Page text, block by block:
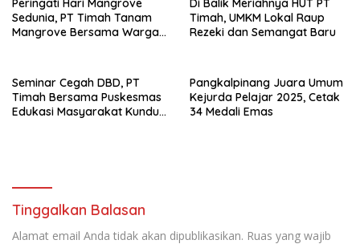
Peringati Hari Mangrove
Sedunia, PT Timah Tanam
Mangrove Bersama Warga
Di Balik Meriahnya HUT PT
Timah, UMKM Lokal Raup
Rezeki dan Semangat Baru
Seminar Cegah DBD, PT
Timah Bersama Puskesmas
Edukasi Masyarakat Kundur
Pangkalpinang Juara Umum
Kejurda Pelajar 2025, Cetak
34 Medali Emas
Tinggalkan Balasan
Alamat email Anda tidak akan dipublikasikan. Ruas yang wajib